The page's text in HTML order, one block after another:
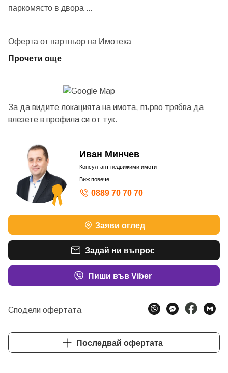
паркомясто в двора ...
Оферта от партньор на Имотека
Прочети още
За да видите локацията на имота, първо трябва да
влезете в профила си от тук.
ШАМПИОН ПО ОБОРОТ - БРОНЗОВ
ШАМПИОН ПО ОБОРОТ – ЗЛАТЕН КОНСУЛТАНТ
ШАМПИОН ПО ОБОРОТ – БРОНЗОВ
Иван Минчев
Консултант недвижими имоти
Виж повече
0889 70 70 70
Заяви оглед
Задай ни въпрос
Пиши във Viber
Сподели офертата
Последвай офертата